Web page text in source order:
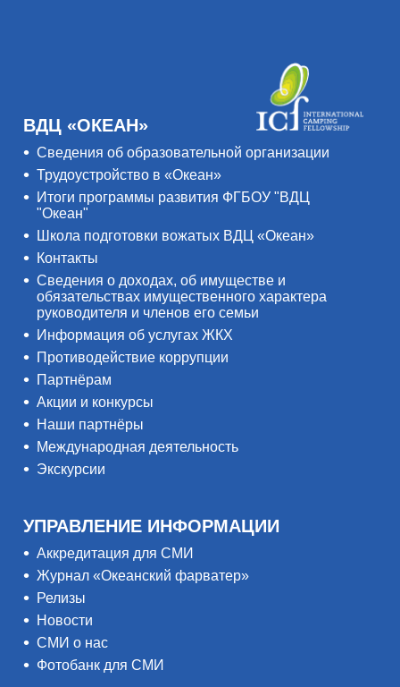
ВДЦ «ОКЕАН»
Сведения об образовательной организации
Трудоустройство в «Океан»
Итоги программы развития ФГБОУ "ВДЦ
"Океан"
Школа подготовки вожатых ВДЦ «Океан»
Контакты
Сведения о доходах, об имуществе и
обязательствах имущественного характера
руководителя и членов его семьи
Информация об услугах ЖКХ
Противодействие коррупции
Партнёрам
Акции и конкурсы
Наши партнёры
Международная деятельность
Экскурсии
УПРАВЛЕНИЕ ИНФОРМАЦИИ
Аккредитация для СМИ
Журнал «Океанский фарватер»
Релизы
Новости
СМИ о нас
Фотобанк для СМИ